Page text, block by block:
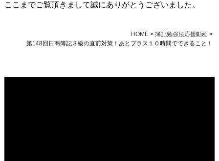
ここまでご覧頂きまして誠にありがとうございました。
HOME> 簿記勉強法応援動画>
第148回日商簿記３級の直前対策！あとプラス１０時間でできること！